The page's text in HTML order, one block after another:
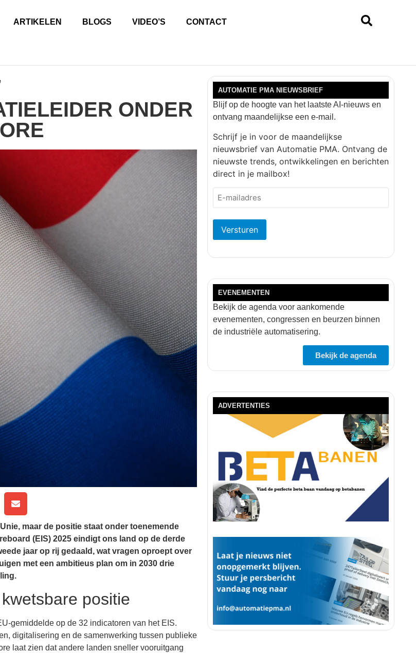
ARTIKELEN BLOGS VIDEO’S CONTACT
ONDER
maar de positie staat onder toenemende
(EIS) 2025 eindigt ons land op de derde
jaar op rij gedaald, wat vragen oproept over
met een ambitieus plan om in 2030 drie
positie
gemiddelde op de 32 indicatoren van het EIS.
digitalisering en de samenwerking tussen publieke
laat zien dat andere landen sneller vooruitgang
AUTOMATIE PMA NIEUWSBRIEF
Blijf op de hoogte van het laatste AI-nieuws en
ontvang maandelijkse een e-mail.
Schrijf je in voor de maandelijkse
nieuwsbrief van Automatie PMA. Ontvang de
nieuwste trends, ontwikkelingen en berichten
direct in je mailbox!
E-
mailadres
(Vereist)
EVENEMENTEN
Bekijk de agenda voor aankomende
evenementen, congressen en beurzen binnen
de industriële automatisering.
Bekijk de agenda
ADVERTENTIES